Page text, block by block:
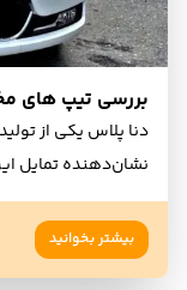
بررسی تیپ های
دنا پلاس یکی از
نشان‌دهنده تمایل
بیشتر بخوانید